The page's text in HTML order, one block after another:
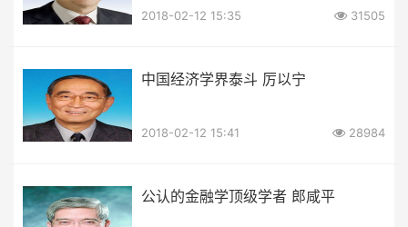
2018-02-12 15:35 31505
中国经济学界泰斗 厉以宁
2018-02-12 15:41 28984
公认的金融学顶级学者 郎咸平